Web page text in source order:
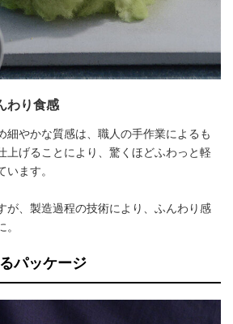
わり食感
細やかな質感は、職人の手作業によるも
上げることにより、驚くほどふわっと軽
ます。
が、製造過程の技術により、ふんわり感
パッケージ